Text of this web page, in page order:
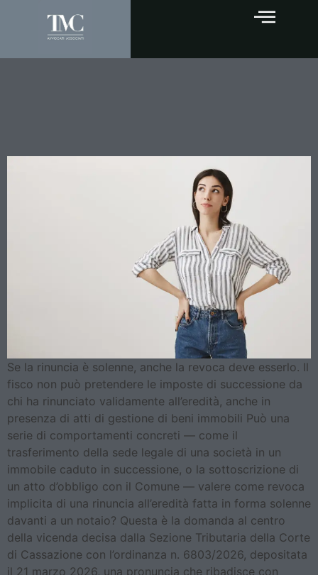
Se la rinuncia è solenne, anche la revoca deve esserlo. Il
fisco non può pretendere le imposte di successione da
chi ha rinunciato validamente all’eredità, anche in
presenza di atti di gestione di beni immobili Può una
serie di comportamenti concreti — come il
trasferimento della sede legale di una società in un
immobile caduto in successione, o la sottoscrizione di
un atto d’obbligo con il Comune — valere come revoca
implicita di una rinuncia all’eredità fatta in forma solenne
davanti a un notaio? Questa è la domanda al centro
della vicenda decisa dalla Sezione Tributaria della Corte
di Cassazione con l’ordinanza n. 6803/2026, depositata
il 21 marzo 2026, una pronuncia che ribadisce con